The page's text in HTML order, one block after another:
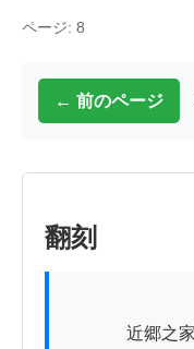
ページ: 8
← 前のページ
翻刻